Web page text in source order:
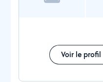
Voir le profil